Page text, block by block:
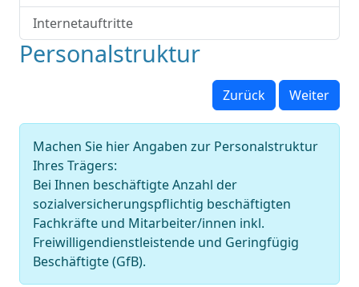
Internetauftritte
Personalstruktur
Zurück Weiter
Machen Sie hier Angaben zur Personalstruktur
Ihres Trägers:
Bei Ihnen beschäftigte Anzahl der
sozialversicherungspflichtig beschäftigten
Fachkräfte und Mitarbeiter/innen inkl.
Freiwilligendienstleistende und Geringfügig
Beschäftigte (GfB).